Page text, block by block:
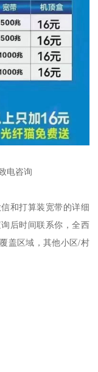
电咨询
和打算装宽带的详细
后时间联系你，全西
盖区域，其他小区/村